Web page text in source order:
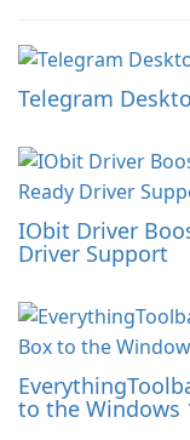
Telegram
IObit Driver
Driver Support
to the Windows